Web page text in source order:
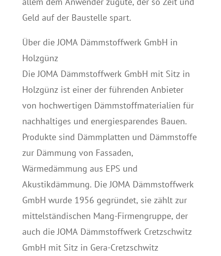
Geld auf der Baustelle spart.
Über die JOMA Dämmstoffwerk GmbH in
Holzgünz
Die JOMA Dämmstoffwerk GmbH mit Sitz in
Holzgünz ist einer der führenden Anbieter
von hochwertigen Dämmstoffmaterialien für
nachhaltiges und energiesparendes Bauen.
Produkte sind Dämmplatten und Dämmstoffe
zur Dämmung von Fassaden,
Wärmedämmung aus EPS und
Akustikdämmung. Die JOMA Dämmstoffwerk
GmbH wurde 1956 gegründet, sie zählt zur
mittelständischen Mang-Firmengruppe, der
auch die JOMA Dämmstoffwerk Cretzschwitz
GmbH mit Sitz in Gera-Cretzschwitz